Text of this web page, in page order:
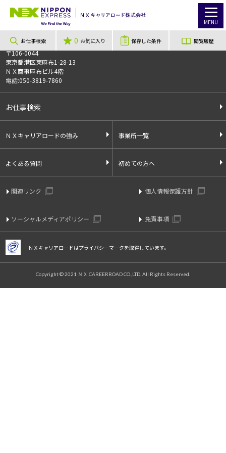
MENU
お仕事検索 0 お気に入り 保存した条件 閲覧履歴
TOP お仕事検索
このお仕事は非公開のお仕事です
お仕事番号013855
〒106-0044
東京都港区東麻布1-28-13
ＮＸ商事麻布ビル4階
電話:050-3819-7860
お仕事検索
ＮＸキャリアロードの強み 事業所一覧
よくある質問 初めての方へ
関連リンク 個人情報保護方針
ソーシャルメディアポリシー 免責事項
ＮＸキャリアロードはプライバシーマークを取得しています。
Copyright © 2021 ＮＸ CAREERROAD CO.,LTD. All Rights Reserved.